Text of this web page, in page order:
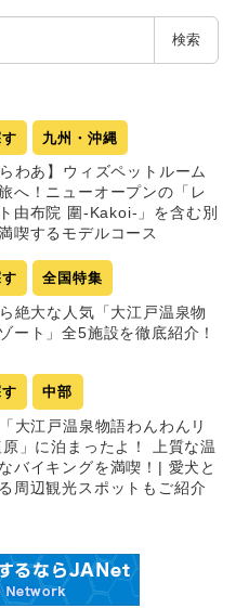
検索
九州・沖縄
わあ】ウィズペットルーム
へ！ニューオープンの「レ
由布院 圍-Kakoi-」を含む別
喫するモデルコース
全国特集
絶大な人気「大江戸温泉物
ート」全5施設を徹底紹介！
中部
大江戸温泉物語わんわんリ
」に泊まったよ！ 上質な温
バイキングを満喫！| 愛犬と
周辺観光スポットもご紹介